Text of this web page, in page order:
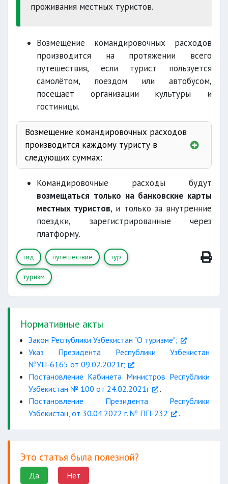
проживания местных туристов.
Возмещение командировочных расходов
производится на протяжении всего
путешествия, если турист пользуется
самолётом, поездом или автобусом,
посещает организации культуры и
гостиницы.
Возмещение командировочных расходов
производится каждому туристу в
следующих суммах:
150 тысяч сумов
80 тысяч сумов
80 тысяч
сумов
Командировочные расходы будут
возмещаться только на банковские карты
местных туристов, и только за внутренние
поездки, зарегистрированные через
платформу.
гид путешествие тур
туризм
Нормативные акты
Закон Республики Узбекистан "О туризме";
Указ Президента Республики Узбекистан
№УП-6165 от 09.02.2021г;
Постановление Кабинета Министров Республики
Узбекистан № 100 от 24.02.2021г
.
Постановление Президента Республики
Узбекистан, от 30.04.2022 г. № ПП-232
.
Это статья была полезной?
Да Нет